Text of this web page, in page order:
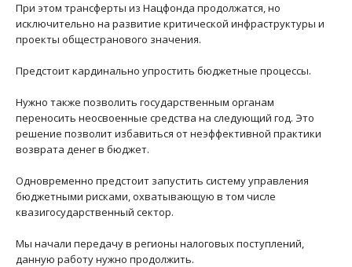
При этом трансферты из Нацфонда продолжатся, но
исключительно на развитие критической инфраструктуры и
проекты общестранового значения.
Предстоит кардинально упростить бюджетные процессы.
Нужно также позволить государственным органам
переносить неосвоенные средства на следующий год. Это
решение позволит избавиться от неэффективной практики
возврата денег в бюджет.
Одновременно предстоит запустить систему управления
бюджетными рисками, охватывающую в том числе
квазигосударственный сектор.
Мы начали передачу в регионы налоговых поступлений,
данную работу нужно продолжить.